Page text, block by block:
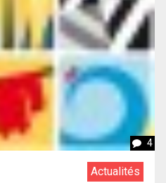
4
Actualités